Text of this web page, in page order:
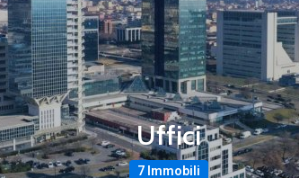
Uffici
7 Immobili